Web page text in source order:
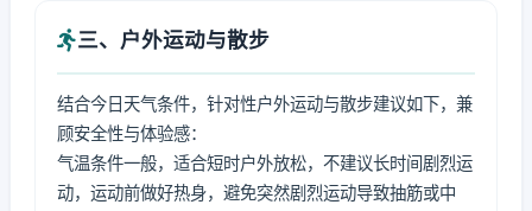
三、户外运动与散步
结合今日天气条件，针对性户外运动与散步建议如下，兼
顾安全性与体验感：
气温条件一般，适合短时户外放松，不建议长时间剧烈运
动，运动前做好热身，避免突然剧烈运动导致抽筋或中